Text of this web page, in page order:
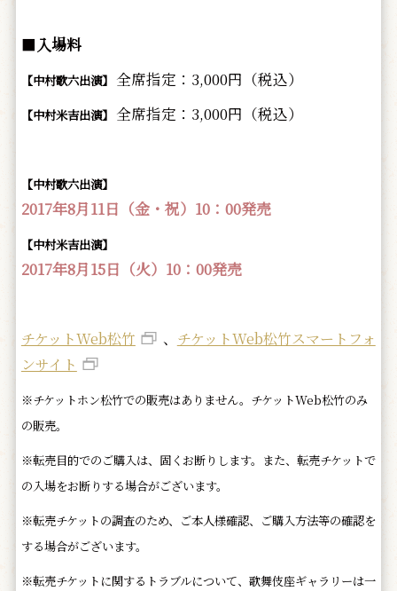
■ 入場料
【中村歌六出演】 全席指定：3,000円（税込）
【中村米吉出演】 全席指定：3,000円（税込）
【中村歌六出演】
2017年8月11日（金・祝）10：00発売
【中村米吉出演】
2017年8月15日（火）10：00発売
チケットWeb松竹 、 チケットWeb松竹スマートフォ
ンサイト
※チケットホン松竹での販売はありません。チケットWeb松竹のみ
の販売。
※転売目的でのご購入は、固くお断りします。また、転売チケットで
の入場をお断りする場合がございます。
※転売チケットの調査のため、ご本人様確認、ご購入方法等の確認を
する場合がございます。
※転売チケットに関するトラブルについて、歌舞伎座ギャラリーは一